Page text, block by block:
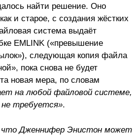
найти решение. Оно
и старое, с создания жёстких
система выдаёт
EMLINK («превышение
следующая копия файла
пока снова не будет
новая мера, по словам
на любой файловой системе,
не требуется».
что Дженнифер Энистон может